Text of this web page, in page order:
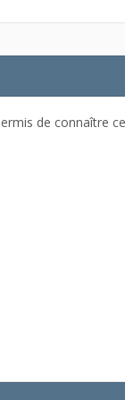
de connaître